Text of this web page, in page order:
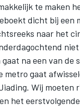
te maken
dicht bij een
naar het
na een van de
metro gaat
Wij moeten
het